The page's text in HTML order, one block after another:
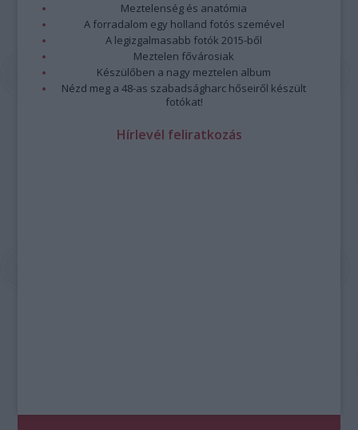
Meztelenség és anatómia
A forradalom egy holland fotós szemével
A legizgalmasabb fotók 2015-ből
Meztelen fővárosiak
Készülőben a nagy meztelen album
Nézd meg a 48-as szabadságharc hőseiről készült
fotókat!
Hírlevél feliratkozás